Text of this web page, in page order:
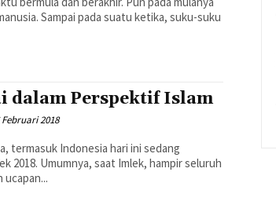
Sampai pada suatu ketika, suku-suku
dalam Perspektif Islam
2018
termasuk Indonesia hari ini sedang
2018. Umumnya, saat Imlek, hampir seluruh